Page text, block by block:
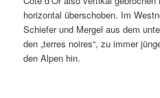
horizontal überschoben. Im
Schiefer und Mergel aus dem
den „terres noires“, zu immer
den Alpen hin.